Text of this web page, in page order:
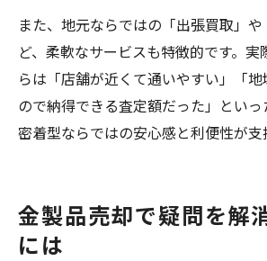
また、地元ならではの「出張買取」
ど、柔軟なサービスも特徴的です。
らは「店舗が近くて通いやすい」「
ので納得できる査定額だった」とい
密着型ならではの安心感と利便性が支
金製品売却で疑問を解
には